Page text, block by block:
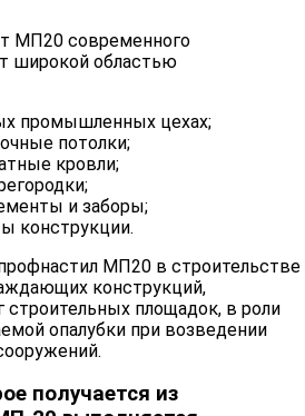
МП20 современного
широкой областью
промышленных цехах;
потолки;
кровли;
и заборы;
конструкции.
МП20 в строительстве
конструкций,
площадок, в роли
опалубки при возведении
получается из